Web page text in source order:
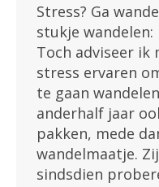
Stress? Ga
stukje
Toch adviseer ik
stress ervaren
te gaan
anderhalf jaar
pakken, mede
wandelmaatje.
sindsdien